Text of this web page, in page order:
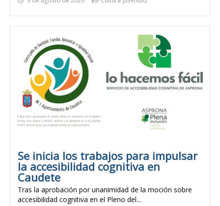
Se inicia los trabajos para impulsar
la accesibilidad cognitiva en
Caudete
Tras la aprobación por unanimidad de la moción sobre
accesibilidad cognitiva en el Pleno del...